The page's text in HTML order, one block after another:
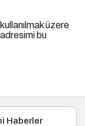
üzere
bu
Haberler